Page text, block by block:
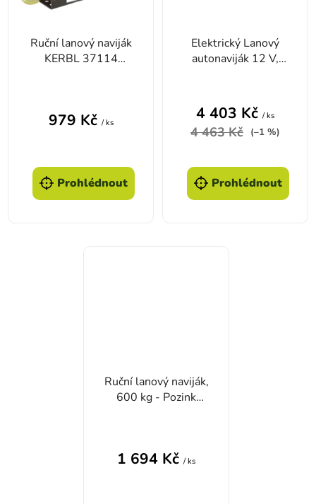
Ruční lanový naviják
KERBL 37114
979 Kč / ks
Prohlédnout
Elektrický Lanový
autonaviják 12 V,
4 403 Kč / ks
4 463 Kč (–1 %)
Prohlédnout
Ruční lanový naviják,
600 kg - Pozink
1 694 Kč / ks